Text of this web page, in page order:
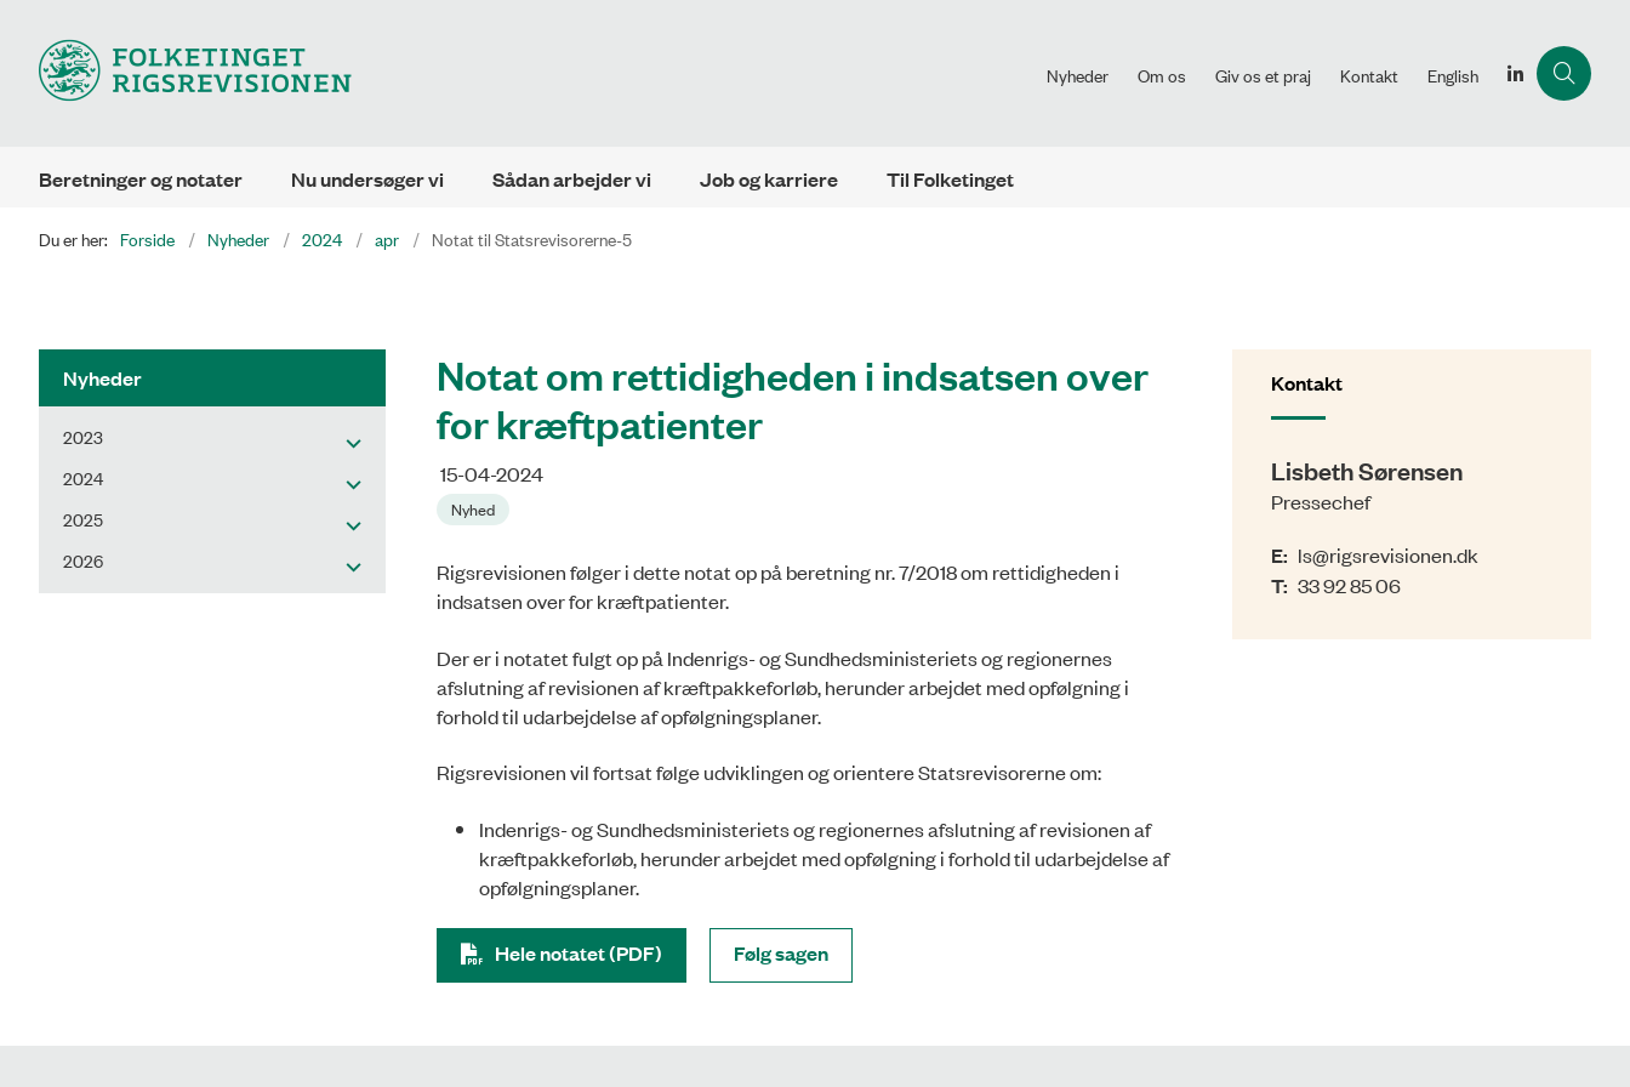
Nyheder Om os Giv os et praj Kontakt English
Beretninger og notater Nu undersøger vi Sådan arbejder vi Job og karriere Til Folketinget
Du er her: Forside Nyheder 2024 apr Notat til Statsrevisorerne-5
Nyheder
2023
2024
2025
2026
Notat om rettidigheden i indsatsen over
for kræftpatienter
15-04-2024
Nyhed
Rigsrevisionen følger i dette notat op på beretning nr. 7/2018 om rettidigheden i
indsatsen over for kræftpatienter.
Der er i notatet fulgt op på Indenrigs- og Sundhedsministeriets og regionernes
afslutning af revisionen af kræftpakkeforløb, herunder arbejdet med opfølgning i
forhold til udarbejdelse af opfølgningsplaner.
Rigsrevisionen vil fortsat følge udviklingen og orientere Statsrevisorerne om:
Indenrigs- og Sundhedsministeriets og regionernes afslutning af revisionen af
kræft­pakkeforløb, herunder arbejdet med opfølgning i forhold til udarbejdelse af
opfølg­ningsplaner.
Hele notatet (PDF) Følg sagen
Kontakt
Lisbeth Sørensen
Pressechef
E: ls@rigsrevisionen.dk
T: 33 92 85 06